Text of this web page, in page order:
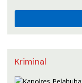
Kriminal